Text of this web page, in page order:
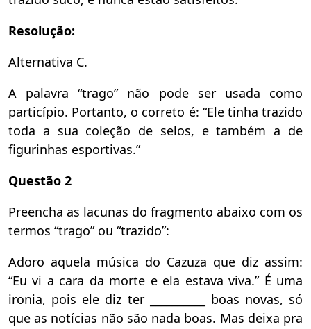
Resolução:
Alternativa C.
A palavra “trago” não pode ser usada como
particípio. Portanto, o correto é: “Ele tinha trazido
toda a sua coleção de selos, e também a de
figurinhas esportivas.”
Questão 2
Preencha as lacunas do fragmento abaixo com os
termos “trago” ou “trazido”:
Adoro aquela música do Cazuza que diz assim:
“Eu vi a cara da morte e ela estava viva.” É uma
ironia, pois ele diz ter __________ boas novas, só
que as notícias não são nada boas. Mas deixa pra